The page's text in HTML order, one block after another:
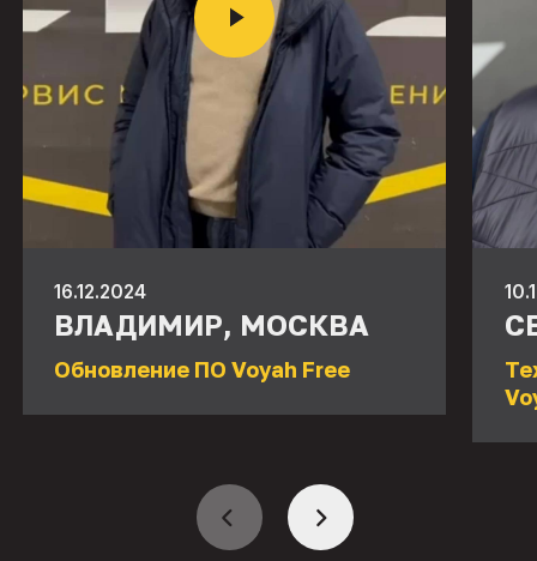
16.12.2024
ВЛАДИМИР, МОСКВА
Обновление ПО Voyah Free